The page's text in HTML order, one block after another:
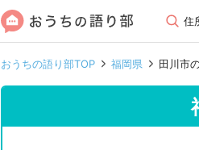
住
おうちの語り部TOP 福岡県 田川市